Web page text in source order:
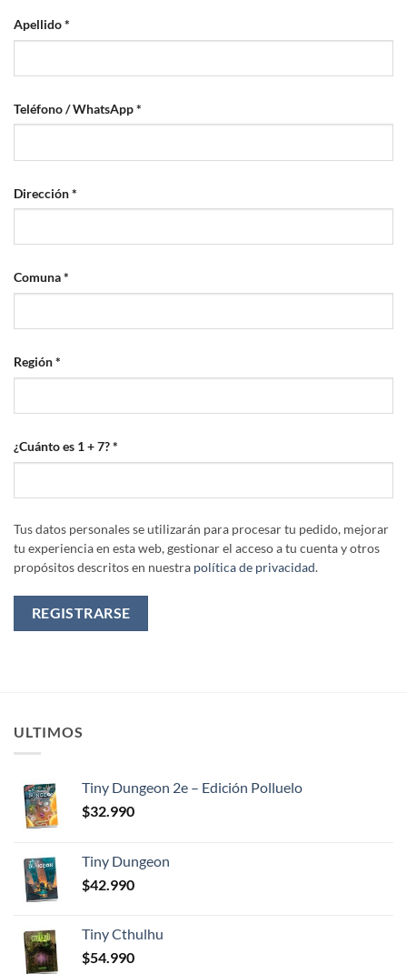
Apellido*
Teléfono / WhatsApp*
Dirección*
Comuna*
Región*
¿Cuánto es 1 + 7?*
Tus datos personales se utilizarán para procesar tu pedido, mejorar
tu experiencia en esta web, gestionar el acceso a tu cuenta y otros
propósitos descritos en nuestra política de privacidad.
REGISTRARSE
ULTIMOS
Tiny Dungeon 2e – Edición Polluelo
$32.990
Tiny Dungeon
$42.990
Tiny Cthulhu
$54.990